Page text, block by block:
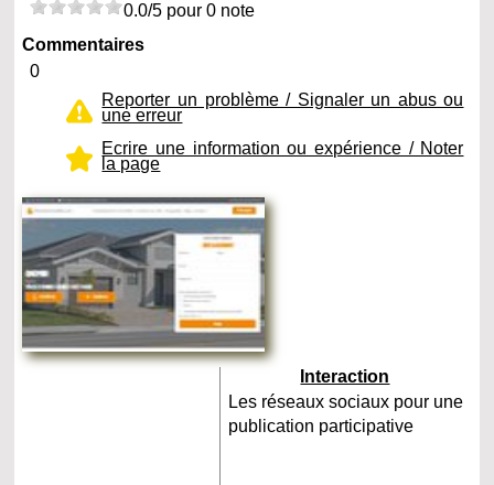
0.0/5 pour 0 note
Commentaires
0
Reporter un problème / Signaler un abus ou
une erreur
Ecrire une information ou expérience / Noter
la page
Interaction
Les réseaux sociaux pour une
publication participative